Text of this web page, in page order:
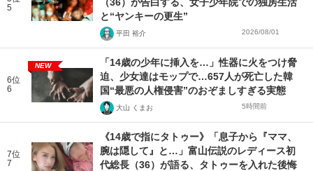
5
と“ヤンキーの更生”
平田 裕介 2026/08/01
6位
6
NEW
「14歳の少年に挿入を…」性器に火をつけ脅
迫、少女達はモップで…657人が死亡した韓
国“最悪の人権侵害”のおぞましすぎる実態
大山 くまお 5時間前
7位
7
《14歳で指にタトゥー》「息子から『ママ、
腕は隠して』と…」富山伝説のレディース初
代総長（36）が語る、タトゥーを入れた後悔